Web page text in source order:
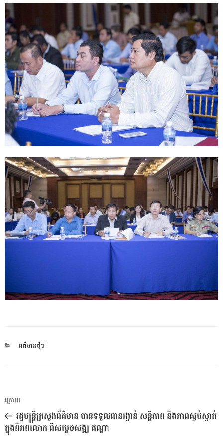
CATEGORIES
ពត៌មានថ្មីៗ
ការ​
នាំទិស​
ប្រកាស
អត្ថបទ
មុន
ក្រោយ
រដ្ឋមន្ត្រីក្រសួងព័ត៌មាន បានទទួលពានរង្វាន់ សន្តិភាព និងភាពស្ងប់ស្ងាត់
ក្នុងពិភពលោក ពីសម្តេចសង្ឍ ឥណ្ឌា